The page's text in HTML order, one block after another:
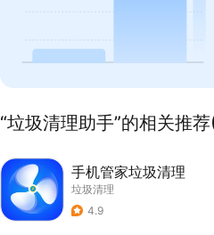
“垃圾清理助手”的相关推
手机管家垃圾清理
垃圾清理
4.9